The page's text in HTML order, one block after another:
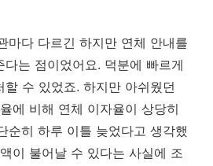
마다 다르긴 하지만 연체 안내를
는 점이었어요. 덕분에 빠르게
할 수 있었죠. 하지만 아쉬웠던
에 비해 연체 이자율이 상당히
순히 하루 이틀 늦었다고 생각했
이 불어날 수 있다는 사실에 조